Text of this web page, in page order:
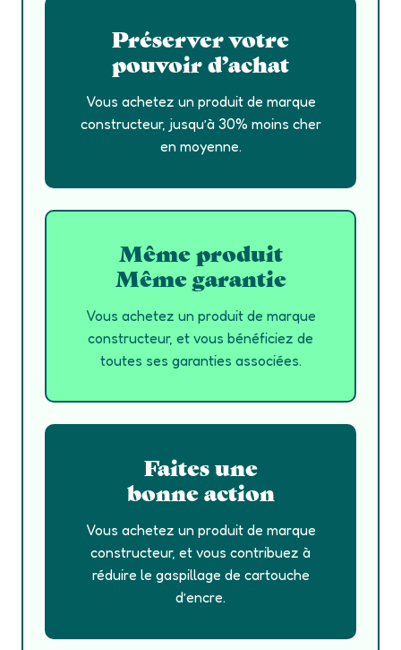
Préserver votre
pouvoir d’achat
Vous achetez un produit de marque
constructeur, jusqu’à 30% moins cher
en moyenne.
Même produit
Même garantie
Vous achetez un produit de marque
constructeur, et vous bénéficiez de
toutes ses garanties associées.
Faites une
bonne action
Vous achetez un produit de marque
constructeur, et vous contribuez à
réduire le gaspillage de cartouche
d’encre.